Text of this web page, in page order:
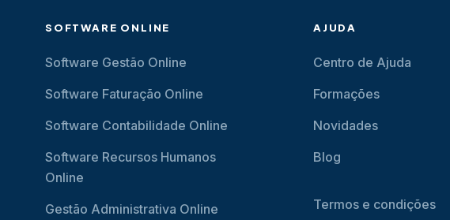
SOFTWARE ONLINE
Software Gestão Online
Software Faturação Online
Software Contabilidade Online
Software Recursos Humanos
Online
Gestão Administrativa Online
AJUDA
Centro de Ajuda
Formações
Novidades
Blog
Termos e condições